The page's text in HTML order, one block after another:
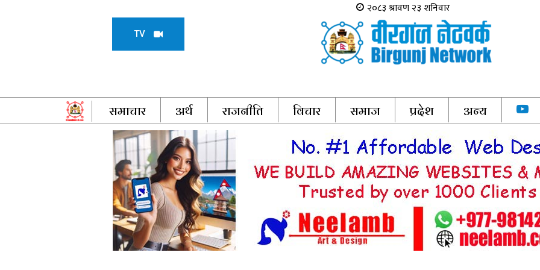
TV
समाचार अर्थ राजनीति विचार समाज प्रदेश अन्य